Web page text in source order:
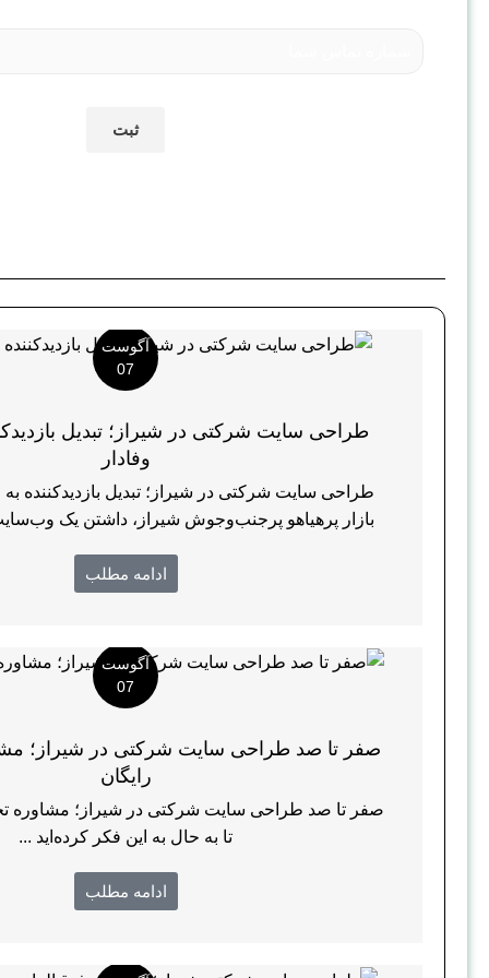
آگوست
07
طراحی سایت شرکتی در شیراز؛ تبدیل
وفادار
طراحی سایت شرکتی در شیراز؛ تبدیل بازدیدکننده
بازار پرهیاهو پرجنب‌وجوش شیراز، داشتن یک
ادامه مطلب
آگوست
07
صفر تا صد طراحی سایت شرکتی در شیراز؛
رایگان
صفر تا صد طراحی سایت شرکتی در شیراز؛ مشاوره
تا به حال به این فکر کرده‌اید ...
ادامه مطلب